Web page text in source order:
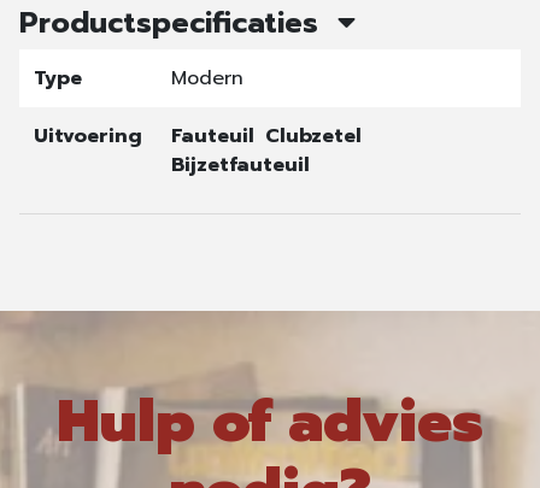
Productspecificaties
Type
Modern
Uitvoering
Fauteuil Clubzetel
Bijzetfauteuil
Hulp of advies